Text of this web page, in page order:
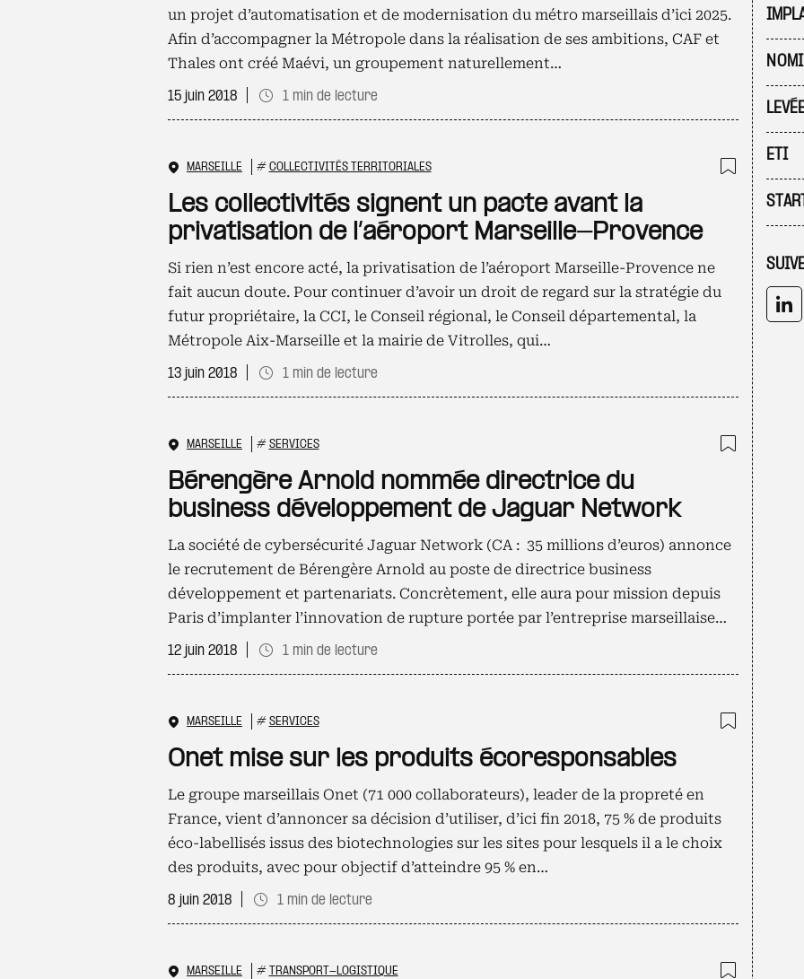
un projet d’automatisation et de modernisation du métro marseillais d’ici 2025.
Afin d’accompagner la Métropole dans la réalisation de ses ambitions, CAF et
Thales ont créé Maévi, un groupement naturellement…
15 juin 2018 1 min de lecture
MARSEILLE # COLLECTIVITÉS TERRITORIALES
Les collectivités signent un pacte avant la
privatisation de l’aéroport Marseille-Provence
Si rien n’est encore acté, la privatisation de l’aéroport Marseille-Provence ne
fait aucun doute. Pour continuer d’avoir un droit de regard sur la stratégie du
futur propriétaire, la CCI, le Conseil régional, le Conseil départemental, la
Métropole Aix-Marseille et la mairie de Vitrolles, qui…
13 juin 2018 1 min de lecture
MARSEILLE # SERVICES
Bérengère Arnold nommée directrice du
business développement de Jaguar Network
La société de cybersécurité Jaguar Network (CA : 35 millions d’euros) annonce
le recrutement de Bérengère Arnold au poste de directrice business
développement et partenariats. Concrètement, elle aura pour mission depuis
Paris d’implanter l’innovation de rupture portée par l’entreprise marseillaise…
12 juin 2018 1 min de lecture
MARSEILLE # SERVICES
Onet mise sur les produits écoresponsables
Le groupe marseillais Onet (71 000 collaborateurs), leader de la propreté en
France, vient d’annoncer sa décision d’utiliser, d’ici fin 2018, 75 % de produits
éco-labellisés issus des biotechnologies sur les sites pour lesquels il a le choix
des produits, avec pour objectif d’atteindre 95 % en…
8 juin 2018 1 min de lecture
MARSEILLE # TRANSPORT-LOGISTIQUE
ETI